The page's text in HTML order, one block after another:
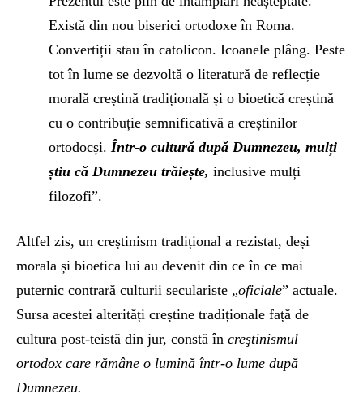
Există din nou biserici ortodoxe în Roma.
Convertiții stau în catolicon. Icoanele plâng. Peste
tot în lume se dezvoltă o literatură de reflecție
morală creștină tradițională și o bioetică creștină
cu o contribuție semnificativă a creștinilor
ortodocși. Într-o cultură după Dumnezeu, mulți
știu că Dumnezeu trăiește, inclusive mulți
filozofi”.
Altfel zis, un creștinism tradițional a rezistat, deși
morala și bioetica lui au devenit din ce în ce mai
puternic contrară culturii seculariste „oficiale” actuale.
Sursa acestei alterități creștine tradiționale față de
cultura post-teistă din jur, constă în creştinismul
ortodox care rămâne o lumină într-o lume după
Dumnezeu.